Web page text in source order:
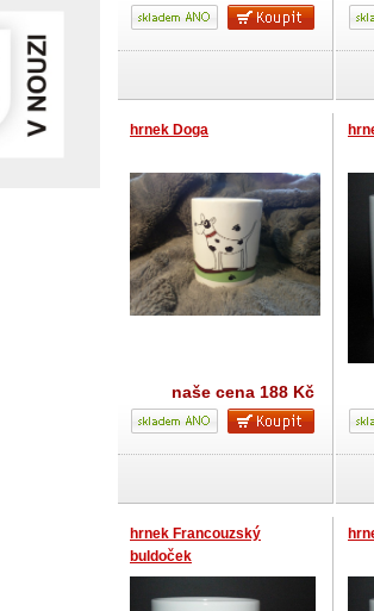
hrnek Doga
naše cena 188 Kč
hrnek Francouzský
buldoček